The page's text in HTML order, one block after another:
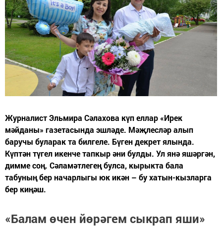
Журналист Эльмира Сәлахова күп еллар «Ирек
мәйданы» газетасында эшләде. Мәҗлесләр алып
баручы буларак та билгеле. Бүген декрет ялында.
Күптән түгел икенче тапкыр әни булды. Ул янә яшәргән,
димме соң. Сәламәтлегең булса, кырыкта бала
табуның бер начарлыгы юк икән – бу хатын-кызларга
бер киңәш.
«Балам өчен йөрәгем сыкрап яши»